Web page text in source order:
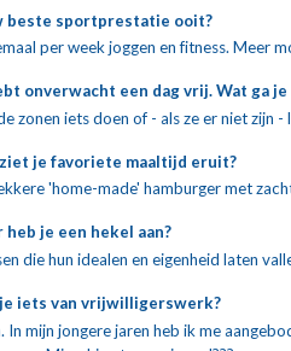
beste sportprestatie ooit?
per week joggen en fitness. Meer
onverwacht een dag vrij. Wat ga je
zonen iets doen of - als ze er niet zijn
je favoriete maaltijd eruit?
'home-made' hamburger met
heb je een hekel aan?
die hun idealen en eigenheid laten
iets van vrijwilligerswerk?
In mijn jongere jaren heb ik me